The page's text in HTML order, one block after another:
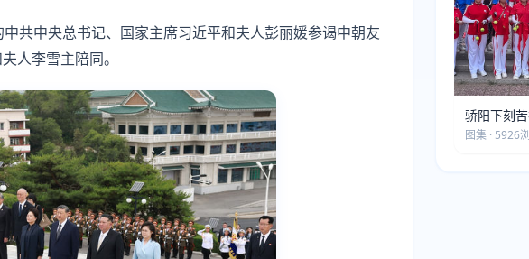
共中央总书记、国家主席习近平和夫人彭丽媛参谒中朝友
人李雪主陪同。
骄阳下刻
五届莫斯科
图集 · 5926